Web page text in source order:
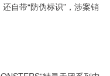
自带“防伪标识”，涉案销